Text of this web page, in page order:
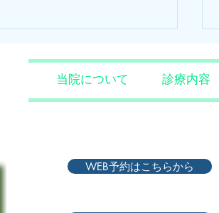
29日(水)から5月7日(木)まで
診とさせて頂きます。 ご迷惑
当院について 診療内容
WEB予約はこちらから